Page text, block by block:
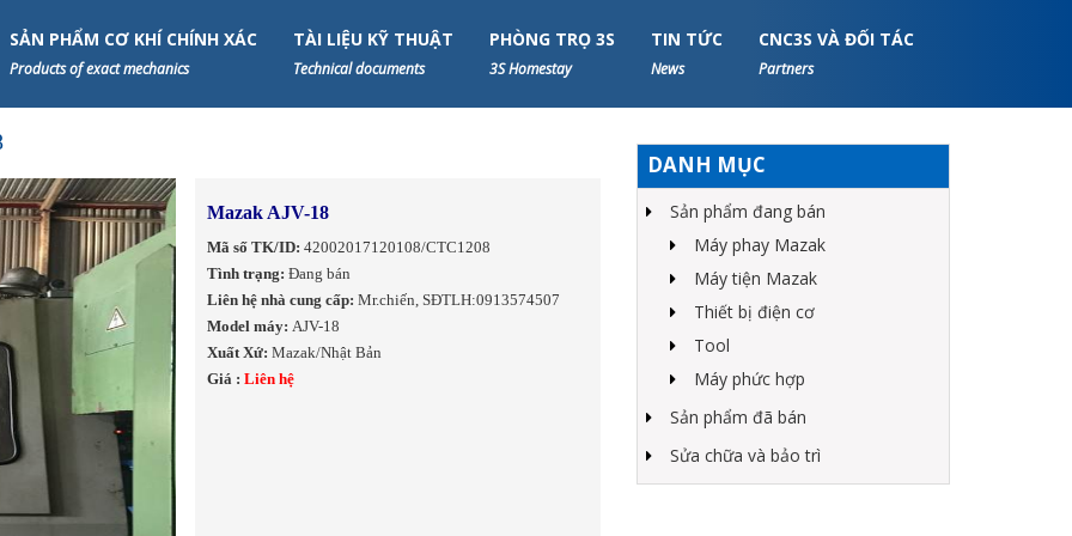
SẢN PHẨM CƠ KHÍ CHÍNH XÁC
Products of exact mechanics
TÀI LIỆU KỸ THUẬT
Technical documents
PHÒNG TRỌ 3S
3S Homestay
TIN TỨC
News
CNC3S VÀ ĐỐI TÁC
Partners
Mazak AJV-18
Mã số TK/ID: 42002017120108/CTC1208
Tình trạng: Đang bán
Liên hệ nhà cung cấp: Mr.chiến, SĐTLH:0913574507
Model máy: AJV-18
Xuất Xứ: Mazak/Nhật Bản
Giá : Liên hệ
DANH MỤC
Sản phẩm đang bán
Máy phay Mazak
Máy tiện Mazak
Thiết bị điện cơ
Tool
Máy phức hợp
Sản phẩm đã bán
Sửa chữa và bảo trì